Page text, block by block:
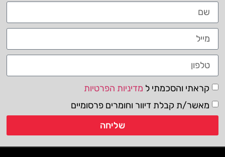
קראתי והסכמתי ל מדיניות הפרטיות
מאשר/ת קבלת דיוור וחומרים פרסומיים
שליחה